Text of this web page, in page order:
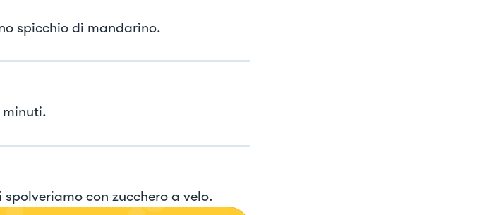
spicchio di mandarino.
minuti.
con zucchero a velo.